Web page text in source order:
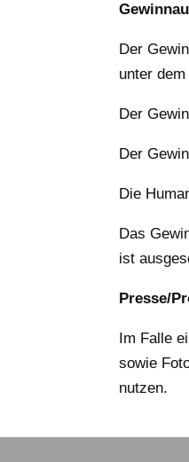
Der
unter
Der
Der
Die
Das
ist
Presse/
Im Falle
sowie
nutzen.